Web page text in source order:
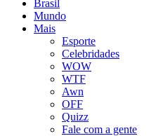
Brasil
Mundo
Mais
Esporte
Celebridades
WOW
WTF
Awn
OFF
Quizz
Fale com a gente